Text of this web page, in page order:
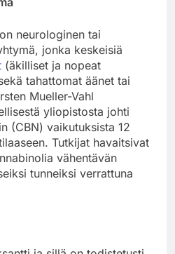
neurologinen tai
jonka keskeisiä
(äkilliset ja nopeat
tahattomat äänet tai
Mueller-Vahl
yliopistosta johti
(CBN) vaikutuksista 12
Tutkijat havaitsivat
vähentävän
tunneiksi verrattuna